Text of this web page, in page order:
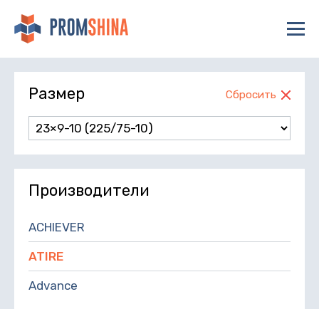
Сбросить
Размер
Производители
ACHIEVER
ATIRE
Advance